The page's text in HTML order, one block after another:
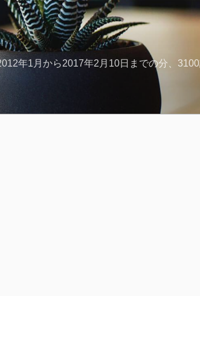
年1月から2017年2月10日までの分、